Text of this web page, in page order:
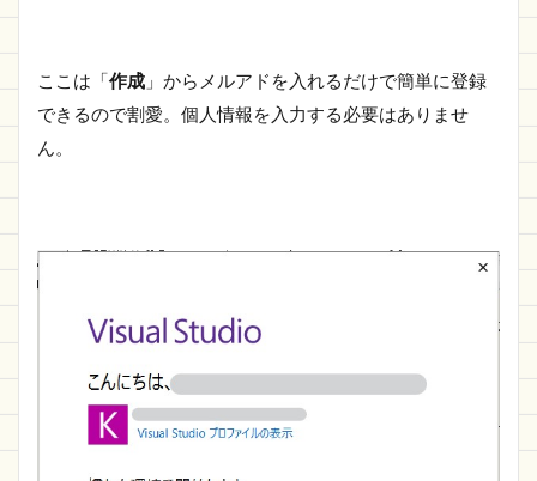
ここは「作成 」からメルアドを入れるだけで簡単に登録
できるので割愛。個人情報を入力する必要はありませ
ん。